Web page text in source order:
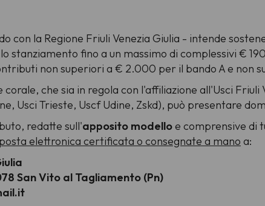
con la Regione Friuli Venezia Giulia - intende
stanziamento fino a un massimo di complessivi €
non superiori a € 2.000 per il bando A e non
corale, che sia in regola con l'affiliazione all'Usci
Usci Trieste, Uscf Udine, Zskd), può presentare
redatte sull'apposito modelloe comprensive di
elettronica certificata o consegnate a mano a:
San Vito al Tagliamento (Pn)